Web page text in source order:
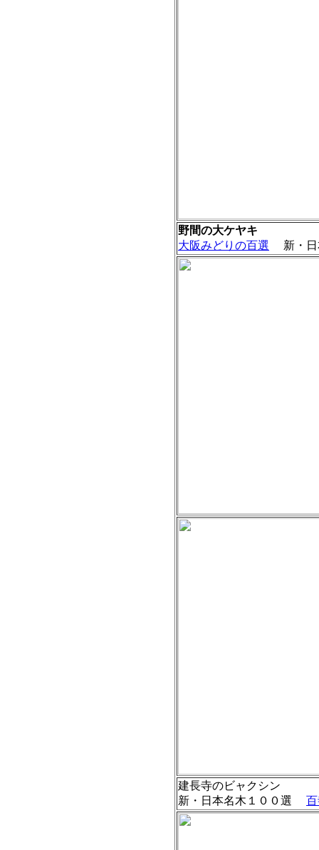
野間の大ケヤキ
大阪みどりの百選 新・日
建長寺のビャクシン
新・日本名木１００選